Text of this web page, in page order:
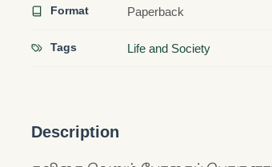
Format Paperback
Tags Life and Society
Description